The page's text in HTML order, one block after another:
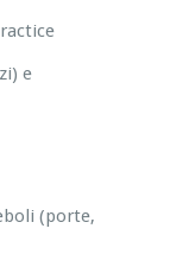
e
(porte,